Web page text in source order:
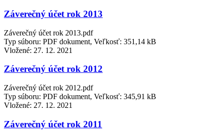
Záverečný účet rok 2013
Záverečný účet rok 2013.pdf
Typ súboru: PDF dokument, Veľkosť: 351,14 kB
Vložené: 27. 12. 2021
Záverečný účet rok 2012
Záverečný účet rok 2012.pdf
Typ súboru: PDF dokument, Veľkosť: 345,91 kB
Vložené: 27. 12. 2021
Záverečný účet rok 2011